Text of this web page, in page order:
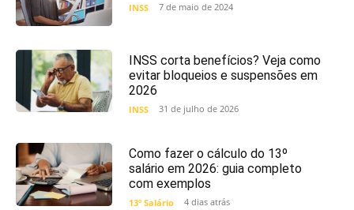
INSS 7 de maio de 2024
INSS corta benefícios? Veja como
evitar bloqueios e suspensões em
2026
INSS 31 de julho de 2026
Como fazer o cálculo do 13º
salário em 2026: guia completo
com exemplos
13º Salário 4 dias atrás